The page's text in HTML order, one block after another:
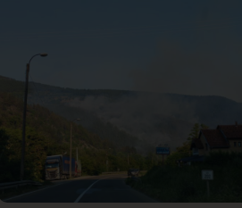
produžen mu pritvor